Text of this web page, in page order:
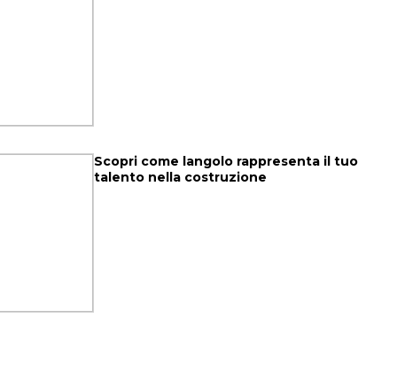
Scopri come langolo rappresenta il tuo
talento nella costruzione